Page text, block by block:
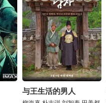
与王生活的男人